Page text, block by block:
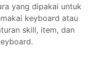
yang dipakai untuk
keyboard atau
skill, item, dan